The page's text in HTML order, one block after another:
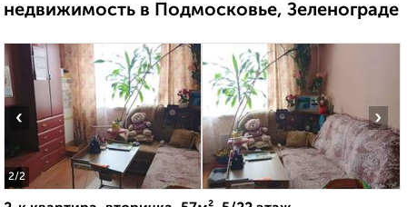
недвижимость в Подмосковье, Зеленограде
2/2
‹ ›